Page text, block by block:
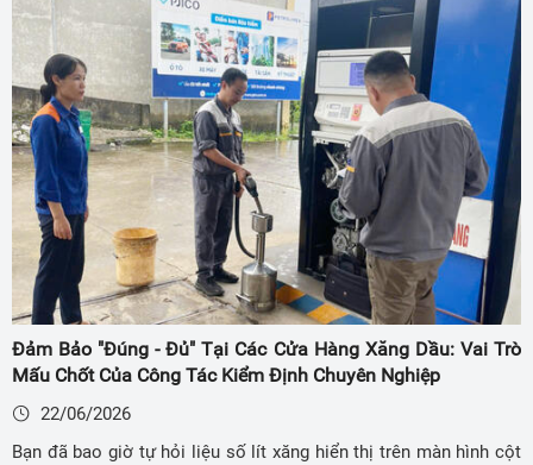
Đảm Bảo "Đúng - Đủ" Tại Các Cửa Hàng Xăng Dầu: Vai Trò
Mấu Chốt Của Công Tác Kiểm Định Chuyên Nghiệp
22/06/2026
Bạn đã bao giờ tự hỏi liệu số lít xăng hiển thị trên màn hình cột